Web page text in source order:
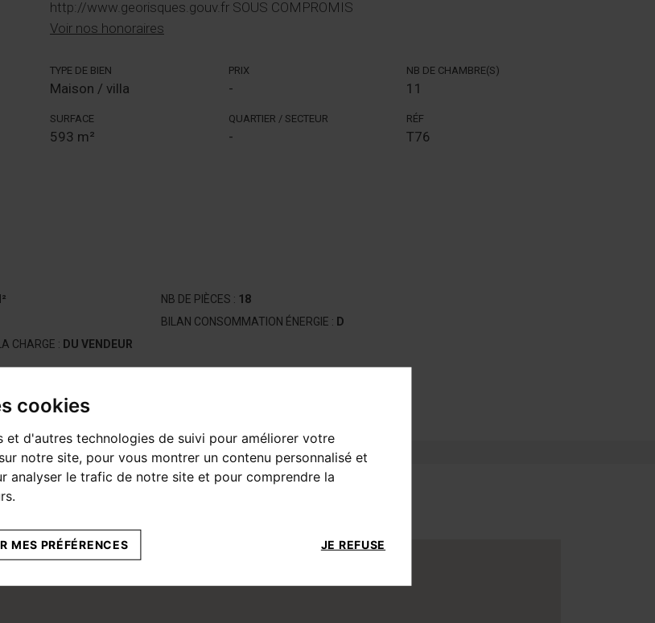
cookies
et d'autres technologies de suivi pour améliorer votre
notre site, pour vous montrer un contenu personnalisé et
analyser le trafic de notre site et pour comprendre la
JE REFUSE
MES PRÉFÉRENCES
http://www.georisques.gouv.fr SOUS COMPROMIS
Voir nos honoraires
TYPE DE BIEN
Maison / villa
PRIX
-
NB DE CHAMBRE(S)
11
SURFACE
593 m²
QUARTIER / SECTEUR
-
RÉF
T76
NB DE PIÈCES : 18
BILAN CONSOMMATION ÉNERGIE : D
CHARGE : DU VENDEUR
: entre